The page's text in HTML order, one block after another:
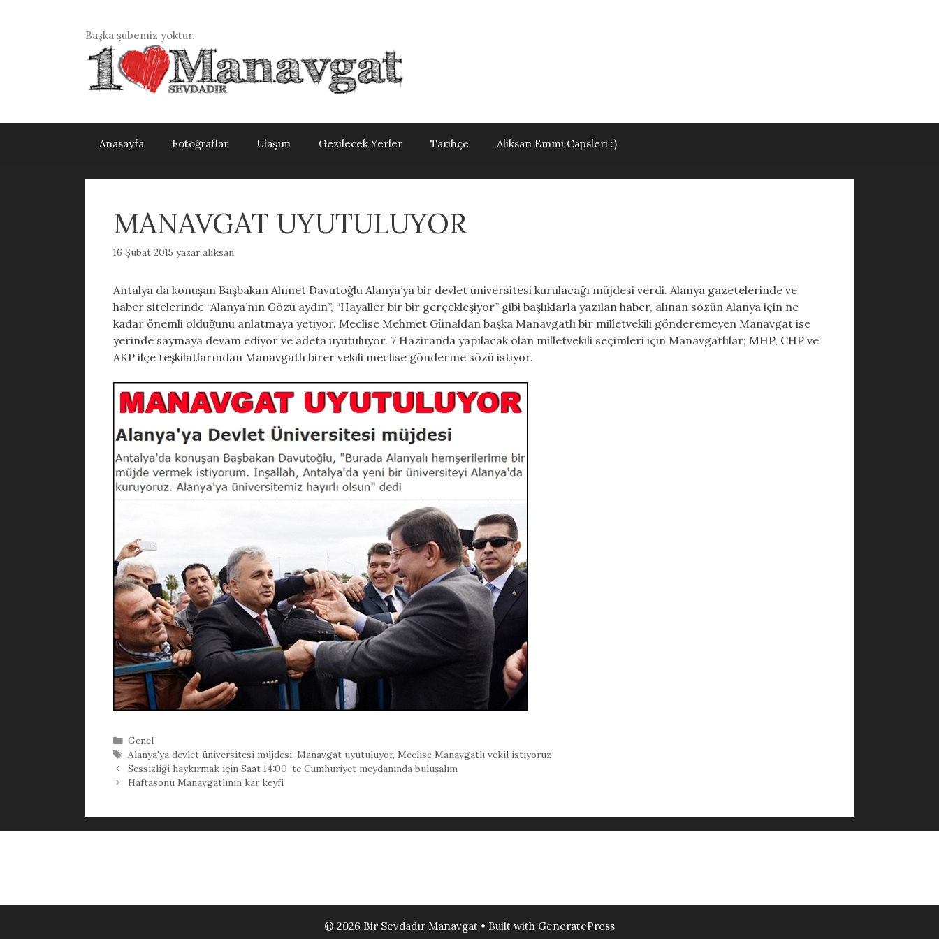
Başka şubemiz yoktur.
Anasayfa Fotoğraflar Ulaşım Gezilecek Yerler Tarihçe Aliksan Emmi Capsleri :)
MANAVGAT UYUTULUYOR
16 Şubat 2015 yazaraliksan
Antalya da konuşan Başbakan Ahmet Davutoğlu Alanya’ya bir devlet üniversitesi kurulacağı müjdesi verdi. Alanya gazetelerinde ve
haber sitelerinde “Alanya’nın Gözü aydın”, “Hayaller bir bir gerçekleşiyor” gibi başlıklarla yazılan haber, alınan sözün Alanya için ne
kadar önemli olduğunu anlatmaya yetiyor. Meclise Mehmet Günaldan başka Manavgatlı bir milletvekili gönderemeyen Manavgat ise
yerinde saymaya devam ediyor ve adeta uyutuluyor. 7 Haziranda yapılacak olan milletvekili seçimleri için Manavgatlılar; MHP, CHP ve
AKP ilçe teşkilatlarından Manavgatlı birer vekili meclise gönderme sözü istiyor.
Kategoriler
Genel
Etiketler
Alanya'ya devlet üniversitesi müjdesi,Manavgat uyutuluyor,Meclise Manavgatlı vekil istiyoruz
Sessizliği haykırmak için Saat 14:00 ‘te Cumhuriyet meydanında buluşalım
Haftasonu Manavgatlının kar keyfi
© 2026 Bir Sevdadır Manavgat • Built with GeneratePress